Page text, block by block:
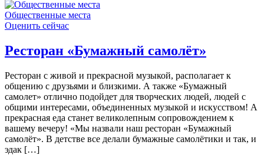
Общественные места
Оценить сейчас
Ресторан «Бумажный самолёт»
Ресторан с живой и прекрасной музыкой, располагает к
общению с друзьями и близкими. А также «Бумажный
самолет» отлично подойдет для творческих людей, людей с
общими интересами, объединенных музыкой и искусством! А
прекрасная еда станет великолепным сопровождением к
вашему вечеру! «Мы назвали наш ресторан «Бумажный
самолёт». В детстве все делали бумажные самолётики и так, и
эдак […]